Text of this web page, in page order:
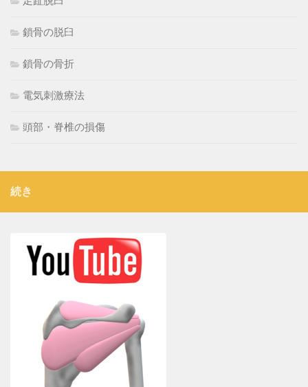
鎖骨の脱臼
鎖骨の骨折
電気刺激療法
頭部・脊椎の損傷
続き